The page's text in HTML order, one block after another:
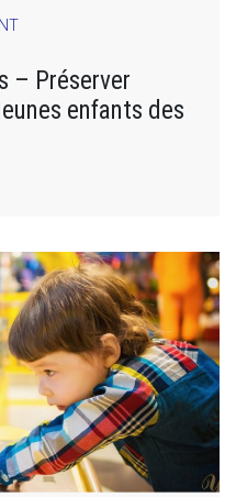
– Préserver
enfants des